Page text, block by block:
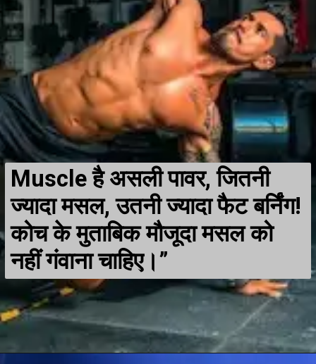
Muscle है असली पावर, जितनी
ज्यादा मसल, उतनी ज्यादा फैट बर्निंग!
कोच के मुताबिक मौजूदा मसल को
नहीं गंवाना चाहिए।”